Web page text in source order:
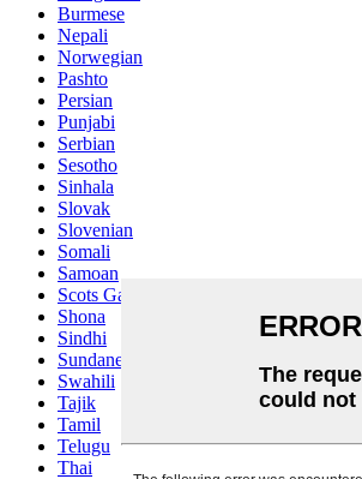
Burmese
Nepali
Norwegian
Pashto
Persian
Punjabi
Serbian
Sesotho
Sinhala
Slovak
Slovenian
Somali
Samoan
Scots Gaelic
Shona
Sindhi
Sundanese
Swahili
Tajik
Tamil
Telugu
Thai